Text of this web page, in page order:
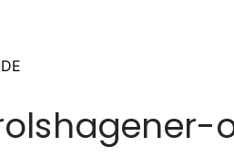
DE